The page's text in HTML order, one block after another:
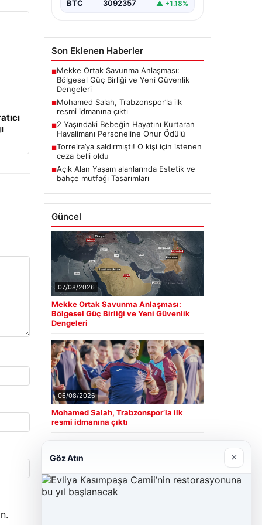
BTC 3092357 ▲ +1.18%
Son Eklenen Haberler
■Mekke Ortak Savunma Anlaşması:
Bölgesel Güç Birliği ve Yeni Güvenlik
Dengeleri
■Mohamed Salah, Trabzonspor’la ilk
resmi idmanına çıktı
■2 Yaşındaki Bebeğin Hayatını Kurtaran
Havalimanı Personeline Onur Ödülü
■Torreira’ya saldırmıştı! O kişi için istenen
ceza belli oldu
■Açık Alan Yaşam alanlarında Estetik ve
bahçe mutfağı Tasarımları
Güncel
07/08/2026
Mekke Ortak Savunma Anlaşması:
Bölgesel Güç Birliği ve Yeni Güvenlik
Dengeleri
06/08/2026
Mohamed Salah, Trabzonspor’la ilk
resmi idmanına çıktı
Cengiz Sigorta
Göz Atın ×